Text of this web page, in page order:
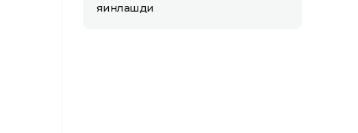
яқинлашди